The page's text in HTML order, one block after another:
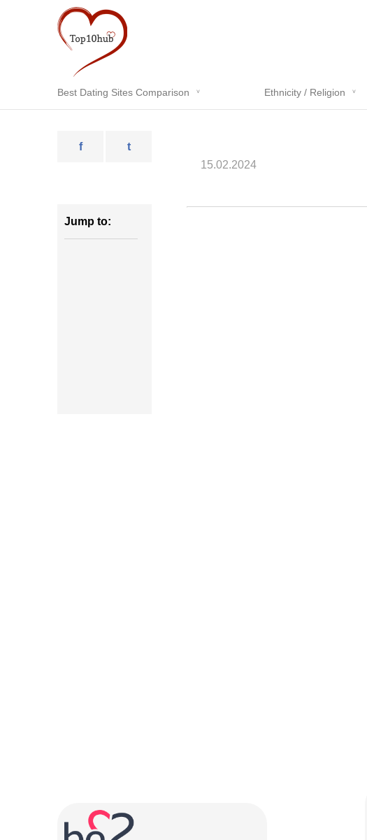
Best Dating Sites Comparison Ethnicity / Religion
f t
Jump to:
15.02.2024